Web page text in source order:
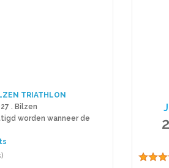
TRIATHLON
. Bilzen
worden wanneer de